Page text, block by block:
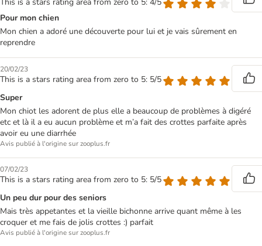
Pour mon chien
Mon chien a adoré une découverte pour lui et je vais sûrement en
reprendre
20/02/23
This is a stars rating area from zero to 5: 5/5
Super
Mon chiot les adorent de plus elle a beaucoup de problèmes à digéré
etc et là il a eu aucun problème et m’a fait des crottes parfaite après
avoir eu une diarrhée
Avis publié à l'origine sur zooplus.fr
07/02/23
This is a stars rating area from zero to 5: 5/5
Un peu dur pour des seniors
Mais très appetantes et la vieille bichonne arrive quant même à les
croquer et me fais de jolis crottes :) parfait
Avis publié à l'origine sur zooplus.fr